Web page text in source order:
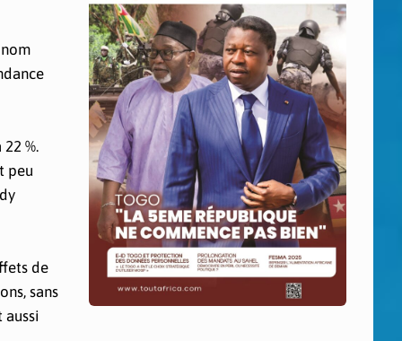
%.
peu
de
sans